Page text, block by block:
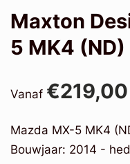
Maxton
5 MK4
Vanaf €219,00
Mazda MX-5 MK4
Bouwjaar: 2014 -